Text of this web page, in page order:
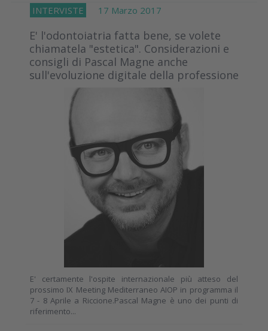
INTERVISTE 17 Marzo 2017
E' l'odontoiatria fatta bene, se volete
chiamatela "estetica". Considerazioni e
consigli di Pascal Magne anche
sull'evoluzione digitale della professione
E' certamente l'ospite internazionale più atteso del
prossimo IX Meeting Mediterraneo AIOP in programma il
7 - 8 Aprile a Riccione.Pascal Magne è uno dei punti di
riferimento...